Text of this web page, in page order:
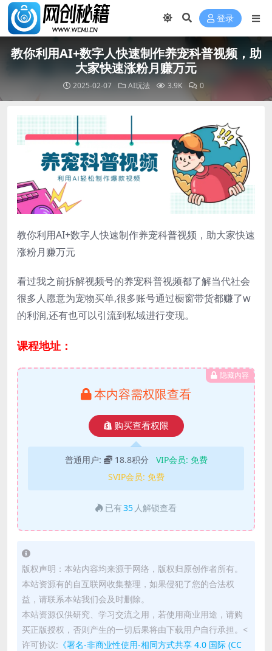
登录
教你利用AI+数字人快速制作养宠科普视频，助
大家快速涨粉月赚万元
2025-02-07 AI玩法 3.9K 0
教你利用AI+数字人快速制作养宠科普视频，助大家快速
涨粉月赚万元
看过我之前拆解视频号的养宠科普视频都了解当代社会
很多人愿意为宠物买单,很多账号通过橱窗带货都赚了w
的利润,还有也可以引流到私域进行变现。
课程地址：
隐藏内容
本内容需权限查看
购买查看权限
普通用户: 18.8积分 VIP会员: 免费
SVIP会员: 免费
已有35 人解锁查看
版权声明：本站内容均来源于网络，版权归原创作者所有。
本站资源有的自互联网收集整理，如果侵犯了您的合法权
益，请联系本站我们会及时删除。
本站资源仅供研究、学习交流之用，若使用商业用途，请购
买正版授权，否则产生的一切后果将由下载用户自行承担。<
许可协议: 《署名-非商业性使用-相同方式共享 4.0 国际 (CC